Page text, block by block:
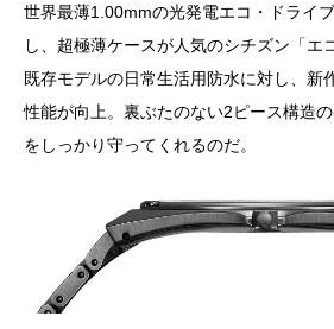
世界最薄1.00mmの光発電エコ・ドライ
し、超極薄ケースが人気のシチズン「エ
既存モデルの日常生活用防水に対し、新
性能が向上。裏ぶたのない2ピース構造
をしっかり守ってくれるのだ。